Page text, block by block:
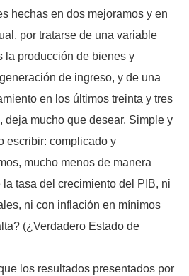
hechas en dos mejoramos y en
por tratarse de una variable
la producción de bienes y
de ingreso, y de una
en los últimos treinta y tres
deja mucho que desear. Simple y
escribir: complicado y
mucho menos de manera
tasa del crecimiento del PIB, ni
ni con inflación en mínimos
(¿Verdadero Estado de
los resultados presentados por